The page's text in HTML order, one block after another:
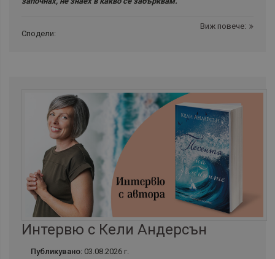
Виж повече:
Сподели:
Интервю с Кели Андерсън
Публикувано: 03.08.2026 г.